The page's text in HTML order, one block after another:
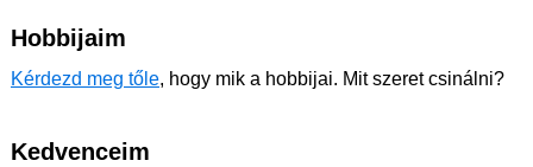
Hobbijaim
Kérdezd meg tőle, hogy mik a hobbijai. Mit szeret csinálni?
Kedvenceim